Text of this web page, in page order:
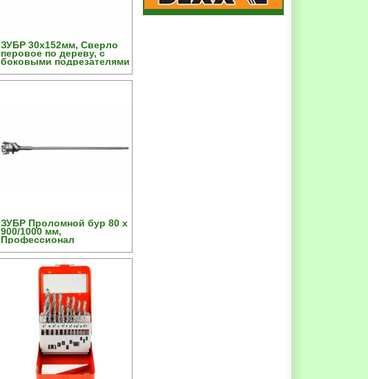
ЗУБР 30x152мм, Сверло
перовое по дереву, с
боковыми подрезателями
ЗУБР Проломной бур 80 х
900/1000 мм,
Профессионал